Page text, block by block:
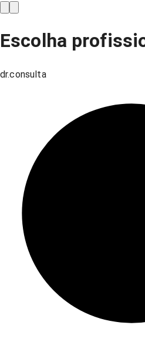
Escolha
dr.consulta